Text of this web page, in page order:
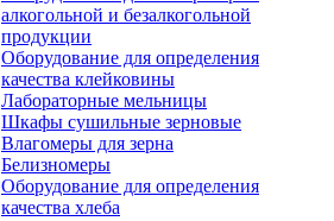
алкогольной и безалкогольной
продукции
Оборудование для определения
качества клейковины
Лабораторные мельницы
Шкафы сушильные зерновые
Влагомеры для зерна
Белизномеры
Оборудование для определения
качества хлеба